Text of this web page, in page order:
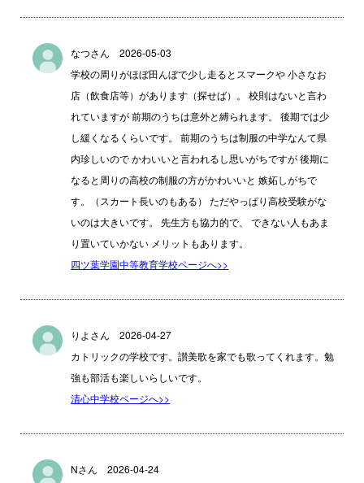
なつさん 2026-05-03
学校の周りがほぼ田んぼで少し走るとスマークや 小さなお
店（飲食店等）があります（探せば）。 校則はないと言わ
れていますが 前期のうちは意外と縛られます。 後期では少
し緩くなるくらいです。 前期のうちは制服の中学なんて県
内珍しいので かわいいと言われるし思いがちですが 後期に
なると周りの高校の制服の方がかわいいと 嫉妬しがちで
す。（スカート長いのもある） ただやっぱり高校受験がな
いのは大きいです。 先生方も協力的で、 できない人もあま
り置いていかない メリットもあります。
四ツ葉学園中等教育学校ページへ>>
りよさん 2026-04-27
カトリックの学校です。讃美歌を家でも歌ってくれます。勉
強も部活も楽しいらしいです。
清心中学校ページへ>>
Nさん 2026-04-24